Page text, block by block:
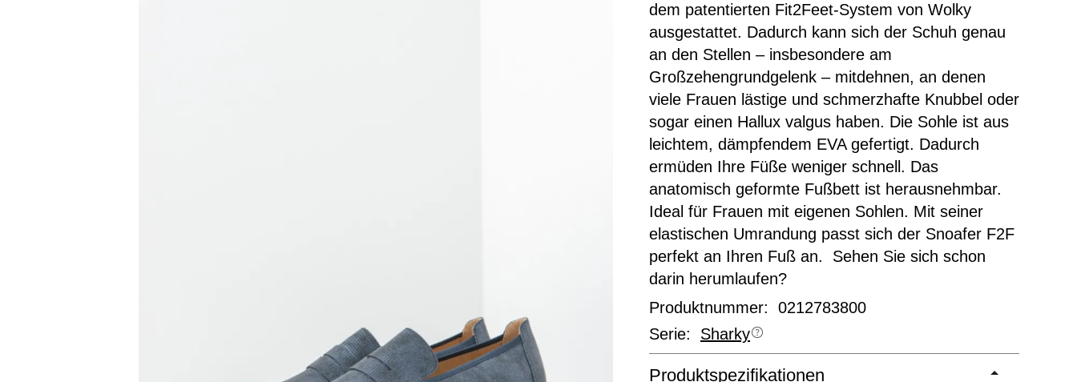
dem patentierten Fit2Feet-System von Wolky
ausgestattet. Dadurch kann sich der Schuh genau
an den Stellen – insbesondere am
Großzehengrundgelenk – mitdehnen, an denen
viele Frauen lästige und schmerzhafte Knubbel oder
sogar einen Hallux valgus haben. Die Sohle ist aus
leichtem, dämpfendem EVA gefertigt. Dadurch
ermüden Ihre Füße weniger schnell. Das
anatomisch geformte Fußbett ist herausnehmbar.
Ideal für Frauen mit eigenen Sohlen. Mit seiner
elastischen Umrandung passt sich der Snoafer F2F
perfekt an Ihren Fuß an. Sehen Sie sich schon
darin herumlaufen?
Produktnummer: 0212783800
Serie: Sharky
Produktspezifikationen